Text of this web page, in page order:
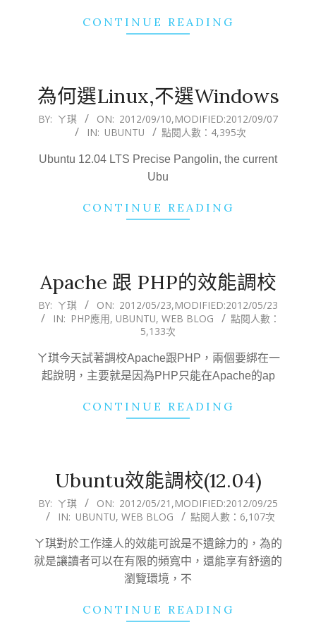
CONTINUE READING
為何選Linux,不選Windows
2012-
10
BY: ㄚ琪 ON: 2012/09/10,MODIFIED:2012/09/07
IN: UBUNTU 點閱人數：4,395次
Ubuntu 12.04 LTS Precise Pangolin, the current
Ubu
CONTINUE READING
Apache 跟 PHP的效能調校
2012-
05-
BY: ㄚ琪 ON: 2012/05/23,MODIFIED:2012/05/23
IN: PHP應用, UBUNTU, WEB BLOG
點閱人數：
5,133次
ㄚ琪今天試著調校Apache跟PHP，兩個要綁在一
起說明，主要就是因為PHP只能在Apache的ap
CONTINUE READING
Ubuntu效能調校(12.04)
2012-
05-
21
BY: ㄚ琪 ON: 2012/05/21 ,MODIFIED:2012/09/25
IN: UBUNTU, WEB BLOG 點閱人數：6,107次
ㄚ琪對於工作達人的效能可說是不遺餘力的，為的
就是讓讀者可以在有限的頻寬中，還能享有舒適的
瀏覽環境，不
CONTINUE READING